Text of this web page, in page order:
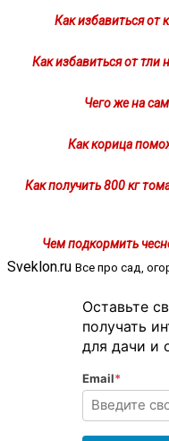
Как избавиться от
Как избавиться от тли
Чего же на
Как корица
Как получить 800 кг
Чем подкормить
Sveklon.ru Все про сад,
Оставьте
получать
для дачи и
Email*